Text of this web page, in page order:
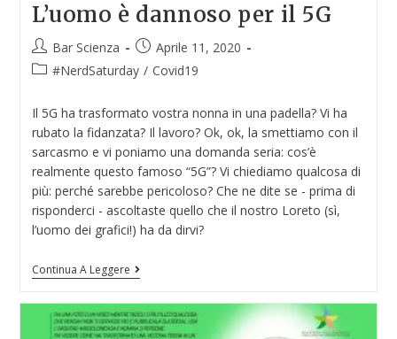
L’uomo è dannoso per il 5G
Bar Scienza
Aprile 11, 2020
#NerdSaturday / Covid19
Il 5G ha trasformato vostra nonna in una padella? Vi ha
rubato la fidanzata? Il lavoro? Ok, ok, la smettiamo con il
sarcasmo e vi poniamo una domanda seria: cos’è
realmente questo famoso “5G”? Vi chiediamo qualcosa di
più: perché sarebbe pericoloso? Che ne dite se - prima di
risponderci - ascoltaste quello che il nostro Loreto (sì,
l’uomo dei grafici!) ha da dirvi?
Continua A Leggere